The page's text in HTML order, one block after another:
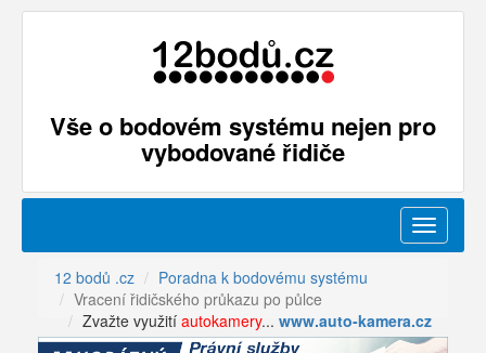
Vše o bodovém systému nejen pro
vybodované řidiče
Menu
12 bodů .cz
Poradna k bodovému systému
Vracení řidičského průkazu po půlce
Zvažte využití autokamery... www.auto-kamera.cz